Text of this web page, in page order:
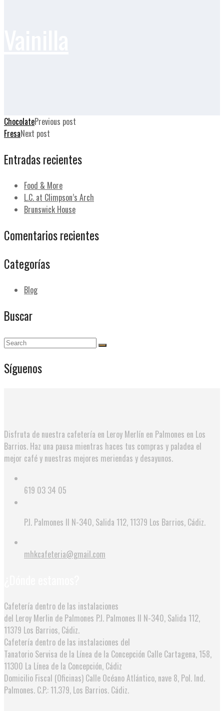
ChocolatePrevious post
FresaNext post
Entradas recientes
Food & More
L.C. at Climpson’s Arch
Brunswick House
Comentarios recientes
Categorías
Blog
Buscar
Síguenos
Disfruta de nuestra cafetería en Leroy Merlín en Palmones en Los
Barrios. Haz una pausa mientras haces tus compras y paladea el
mejor café y nuestras mejores meriendas y desayunos.
619 03 34 05
P.I. Palmones II N-340, Salida 112, 11379 Los Barrios, Cádiz.
mhkcafeteria@gmail.com
Cafetería dentro de las instalaciones
del Leroy Merlin de Palmones P.I. Palmones II N-340, Salida 112,
11379 Los Barrios, Cádiz.
Cafetería dentro de las instalaciones del
Tanatorio Servisa de la Línea de la Concepción Calle Cartagena, 158,
11300 La Línea de la Concepción, Cádiz
Domicilio Fiscal (Oficinas) Calle Océano Atlántico, nave 8, Pol. Ind.
Palmones. C.P.: 11.379, Los Barrios. Cádiz.